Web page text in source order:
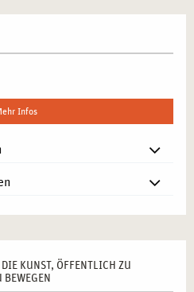
Infos
KUNST, ÖFFENTLICH ZU
BEWEGEN